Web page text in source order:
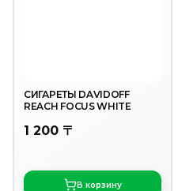
СИГАРЕТЫ DAVIDOFF
REACH FOCUS WHITE
1 200 〒
В корзину